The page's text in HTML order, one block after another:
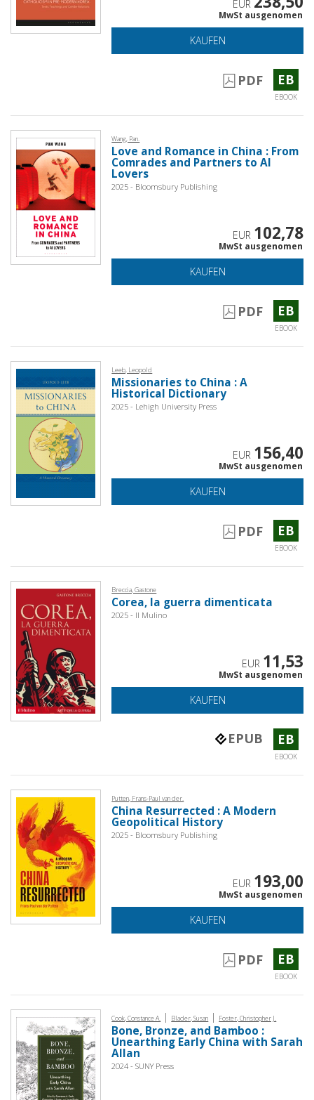
EUR
MwSt ausgenomen
KAUFEN
PDF EB
EBOOK
Wang, Pan.
Love and Romance in China : From
Comrades and Partners to AI
Lovers
2025 - Bloomsbury Publishing
EUR 102,78
MwSt ausgenomen
KAUFEN
PDF EB
EBOOK
Leeb, Leopold
Missionaries to China : A
Historical Dictionary
2025 - Lehigh University Press
EUR 156,40
MwSt ausgenomen
KAUFEN
PDF EB
EBOOK
Breccia, Gastone
Corea, la guerra dimenticata
2025 - Il Mulino
EUR 11,53
MwSt ausgenomen
KAUFEN
EPUB EB
EBOOK
Putten, Frans-Paul van der.
China Resurrected : A Modern
Geopolitical History
2025 - Bloomsbury Publishing
EUR 193,00
MwSt ausgenomen
KAUFEN
PDF EB
EBOOK
Cook, Constance A. | Blader, Susan | Foster, Christopher J.
Bone, Bronze, and Bamboo :
Unearthing Early China with Sarah
Allan
2024 - SUNY Press